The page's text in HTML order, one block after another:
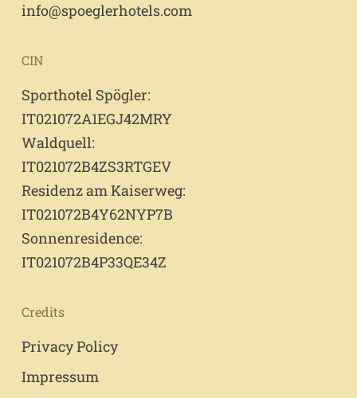
info@spoeglerhotels.com
CIN
Sporthotel Spögler:
IT021072A1EGJ42MRY
Waldquell:
IT021072B4ZS3RTGEV
Residenz am Kaiserweg:
IT021072B4Y62NYP7B
Sonnenresidence:
IT021072B4P33QE34Z
Credits
Privacy Policy
Impressum